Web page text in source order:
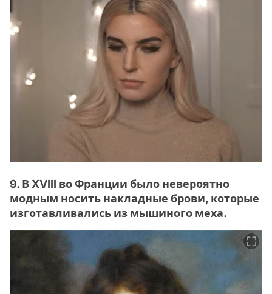
9. В XVIII во Франции было невероятно
модным носить накладные брови, которые
изготавливались из мышиного меха.